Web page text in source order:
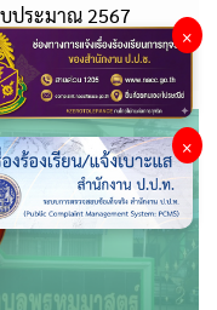
ประมาณ 2567
×
×